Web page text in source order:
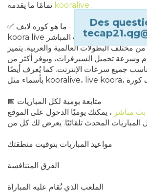
Des
kooralive .
✅ ما هو كوره لايف - Koora Live؟
koora live هو موقع إلكتروني متخصص في البث المباشر
مختلف البطولات العالمية والعربية. يتميز
وسرعة تحميل السيرفرات، ويوفر أكثر من
جميع سرعات الإنترنت. كما يُعرف أيضًا
📅 متابعة يومية لكل المباريات
مباشر ، يمكنك يوميًا الدخول على الموقع
مواعيد المباريات بتوقيت منطقتك
الفرق المتنافسة
الملعب الذي تُقام عليه المباراة